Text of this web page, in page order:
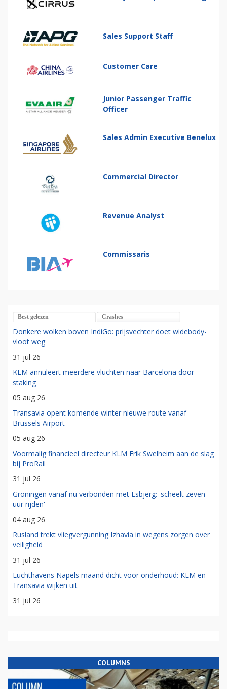
Sales Support Staff
Customer Care
Junior Passenger Traffic
Officer
Sales Admin Executive Benelux
Commercial Director
Revenue Analyst
Commissaris
Best gelezen Crashes
Donkere wolken boven IndiGo: prijsvechter doet widebody-
vloot weg
31 jul 26
KLM annuleert meerdere vluchten naar Barcelona door
staking
05 aug 26
Transavia opent komende winter nieuwe route vanaf
Brussels Airport
05 aug 26
Voormalig financieel directeur KLM Erik Swelheim aan de slag
bij ProRail
31 jul 26
Groningen vanaf nu verbonden met Esbjerg: 'scheelt zeven
uur rijden'
04 aug 26
Rusland trekt vliegvergunning Izhavia in wegens zorgen over
veiligheid
31 jul 26
Luchthavens Napels maand dicht voor onderhoud: KLM en
Transavia wijken uit
31 jul 26
COLUMNS